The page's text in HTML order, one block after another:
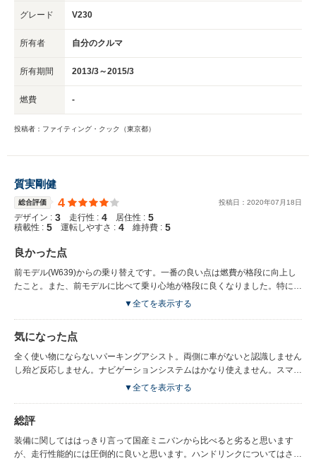
グレード V230
所有者 自分のクルマ
所有期間 2013/3～2015/3
燃費 -
投稿者：ファイティング・クック（東京都）
質実剛健
総合評価 4 投稿日： 2020年07 月 18日
デザイン : 3 走行性 : 4 居住性 : 5
積載性 : 5 運転しやすさ : 4 維持費 : 5
良かった点
前モデル(W639)からの乗り替えです。一番の良い点は燃費が格段に向上し
たこと。また、前モデルに比べて乗り心地が格段に良くなりました。特に運
転席はウィンドウが大きくなっており見切りも良く運転しやすくなりまし
▼全てを表示する
気になった点
全く使い物にならないパーキングアシスト。両側に車がないと認識しません
し殆ど反応しません。ナビゲーションシステムはかなり使えません。スマホ
のナビの方が優秀です。車のインフォメーションとしての機能があるのでナ
ラスより狭くなっています。
▼全てを表示する
総評
装備に関してははっきり言って国産ミニバンから比べると劣ると思います
が、走行性能的には圧倒的に良いと思います。ハンドリンクについてはさす